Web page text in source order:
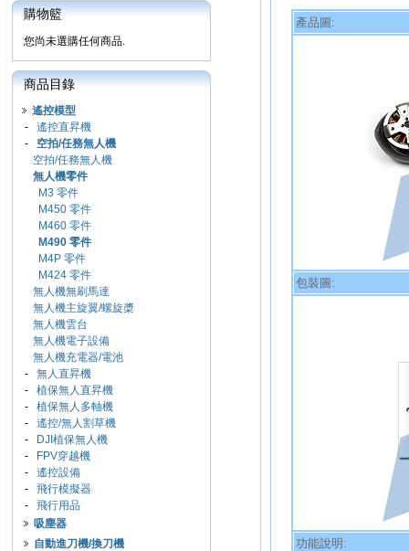
購物籃
您尚未選購任何商品.
商品目錄
遙控模型
- 遙控直昇機
- 空拍/任務無人機
空拍/任務無人機
無人機零件
M3 零件
M450 零件
M460 零件
M490 零件
M4P 零件
M424 零件
無人機無刷馬達
無人機主旋翼/螺旋槳
無人機雲台
無人機電子設備
無人機充電器/電池
- 無人直昇機
- 植保無人直昇機
- 植保無人多軸機
- 遙控/無人割草機
-
DJI植保無人機
-
FPV穿越機
- 遙控設備
- 飛行模擬器
- 飛行用品
吸塵器
自動進刀機/換刀機
產品圖:
包裝圖:
功能說明: